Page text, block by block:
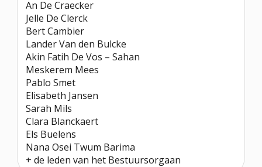
An De Craecker
Jelle De Clerck
Bert Cambier
Lander Van den Bulcke
Akin Fatih De Vos – Sahan
Meskerem Mees
Pablo Smet
Elisabeth Jansen
Sarah Mils
Clara Blanckaert
Els Buelens
Nana Osei Twum Barima
+ de leden van het Bestuursorgaan